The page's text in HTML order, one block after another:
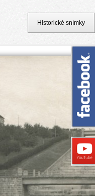
Historické snímky